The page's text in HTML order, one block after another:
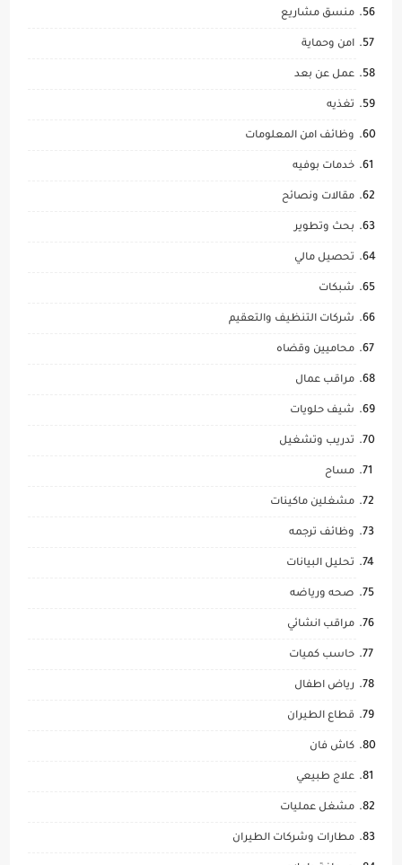
منسق مشاريع
امن وحماية
عمل عن بعد
تغذيه
وظائف امن المعلومات
خدمات بوفيه
مقالات ونصائح
بحث وتطوير
تحصيل مالي
شبكات
شركات التنظيف والتعقيم
محاميين وقضاه
مراقب عمال
شيف حلويات
تدريب وتشغيل
مساح
مشغلين ماكينات
وظائف ترجمه
تحليل البيانات
صحه ورياضه
مراقب انشائي
حاسب كميات
رياض اطفال
قطاع الطيران
كاش فان
علاج طبيعي
مشغل عمليات
مطارات وشركات الطيران